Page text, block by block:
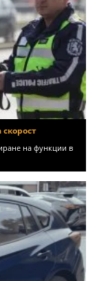
на функции в